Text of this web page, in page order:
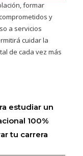
formar
y
a servicios
cuidar la
de cada vez más
estudiar un
100%
tu carrera